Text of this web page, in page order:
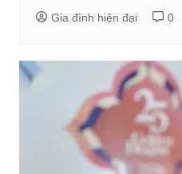
Gia đình hiện đại 0